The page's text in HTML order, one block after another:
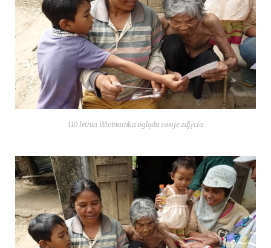
110 let­nia Wiet­nam­ka ogląda swo­je zdjęcia